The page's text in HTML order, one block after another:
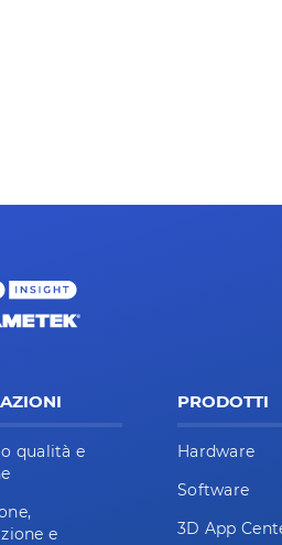
qualità e
e
PRODOTTI
Hardware
Software
3D App